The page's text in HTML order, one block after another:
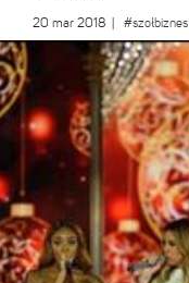
20 mar 2018 #szołbiznes